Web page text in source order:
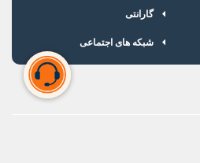
گارانتی
شبکه های اجتماعی